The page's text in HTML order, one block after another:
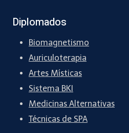
Diplomados
Biomagnetismo
Auriculoterapia
Artes Místicas
Sistema BKI
Medicinas Alternativas
Técnicas de SPA